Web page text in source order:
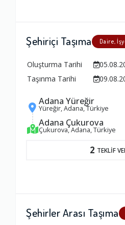
Şehiriçi Taşıma Daire,
Oluşturma Tarihi
Taşınma Tarihi
Adana Yüreğir
Yüreğir, Adana, Türkiye
Adana Çukurova
Çukurova, Adana, Türkiye
2 TEKLİF
Şehirler Arası Taşıma
Firma
Fiyatlandırma